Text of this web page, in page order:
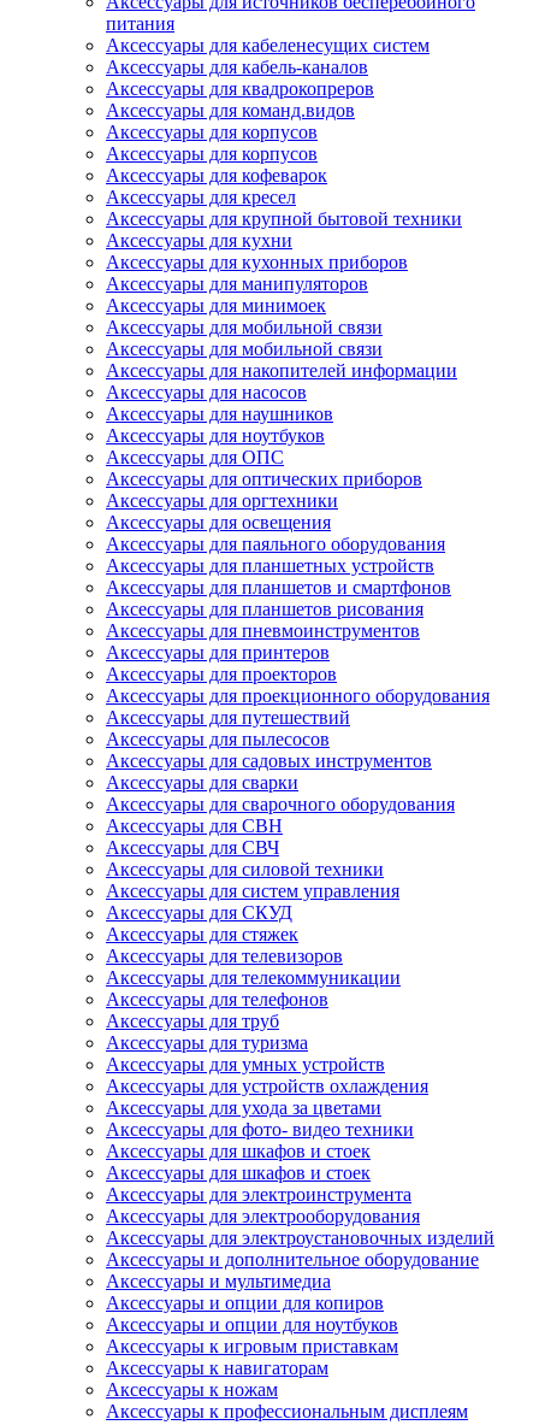
питания
Аксессуары для кабеленесущих систем
Аксессуары для кабель-каналов
Аксессуары для квадрокопреров
Аксессуары для команд.видов
Аксессуары для корпусов
Аксессуары для корпусов
Аксессуары для кофеварок
Аксессуары для кресел
Аксессуары для крупной бытовой техники
Аксессуары для кухни
Аксессуары для кухонных приборов
Аксессуары для манипуляторов
Аксессуары для минимоек
Аксессуары для мобильной связи
Аксессуары для мобильной связи
Аксессуары для накопителей информации
Аксессуары для насосов
Аксессуары для наушников
Аксессуары для ноутбуков
Аксессуары для ОПС
Аксессуары для оптических приборов
Аксессуары для оргтехники
Аксессуары для освещения
Аксессуары для паяльного оборудования
Аксессуары для планшетных устройств
Аксессуары для планшетов и смартфонов
Аксессуары для планшетов рисования
Аксессуары для пневмоинструментов
Аксессуары для принтеров
Аксессуары для проекторов
Аксессуары для проекционного оборудования
Аксессуары для путешествий
Аксессуары для пылесосов
Аксессуары для садовых инструментов
Аксессуары для сварки
Аксессуары для сварочного оборудования
Аксессуары для СВН
Аксессуары для СВЧ
Аксессуары для силовой техники
Аксессуары для систем управления
Аксессуары для СКУД
Аксессуары для стяжек
Аксессуары для телевизоров
Аксессуары для телекоммуникации
Аксессуары для телефонов
Аксессуары для труб
Аксессуары для туризма
Аксессуары для умных устройств
Аксессуары для устройств охлаждения
Аксессуары для ухода за цветами
Аксессуары для фото- видео техники
Аксессуары для шкафов и стоек
Аксессуары для шкафов и стоек
Аксессуары для электроинструмента
Аксессуары для электрооборудования
Аксессуары для электроустановочных изделий
Аксессуары и дополнительное оборудование
Аксессуары и мультимедиа
Аксессуары и опции для копиров
Аксессуары и опции для ноутбуков
Аксессуары к игровым приставкам
Аксессуары к навигаторам
Аксессуары к ножам
Аксессуары к профессиональным дисплеям